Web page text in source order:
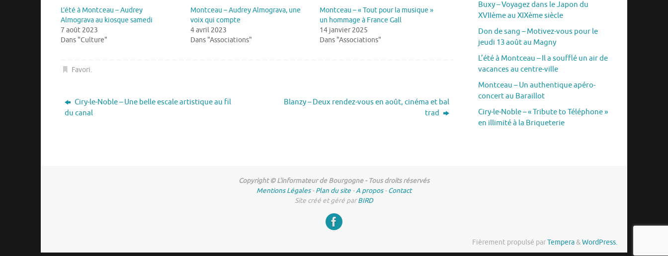
L’été à Montceau – Audrey
Almograva au kiosque samedi
7 août 2023
Dans "Culture"
Montceau – Audrey Almograva, une
voix qui compte
4 avril 2023
Dans "Associations"
Montceau – « Tout pour la musique »
un hommage à France Gall
14 janvier 2025
Dans "Associations"
Favori.
Ciry-le-Noble – Une belle escale artistique au fil
du canal
Blanzy – Deux rendez-vous en août, cinéma et bal
trad
Buxy – Voyagez dans le Japon du
XVIIème au XIXème siècle
Don de sang – Motivez-vous pour le
jeudi 13 août au Magny
L’été à Montceau – Il a soufflé un air de
vacances au centre-ville
Montceau – Un authentique apéro-
concert au Baraillot
Ciry-le-Noble – « Tribute to Téléphone »
en illimité à la Briqueterie
Copyright © L'informateur de Bourgogne - Tous droits réservés
Mentions Légales-Plan du site -A propos-Contact
Site créé et géré parBIRD
Fièrement propulsé parTempera&WordPress.